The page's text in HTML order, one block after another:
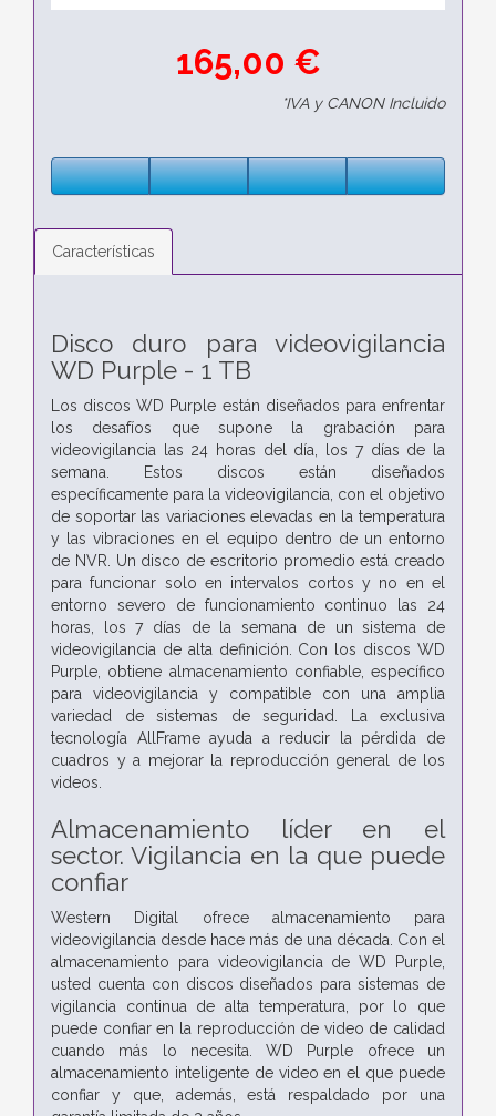
165,00 €
*IVA y CANON Incluido
Características
Disco duro para videovigilancia
WD Purple - 1 TB
Los discos WD Purple están diseñados para enfrentar
los desafíos que supone la grabación para
videovigilancia las 24 horas del día, los 7 días de la
semana. Estos discos están diseñados
específicamente para la videovigilancia, con el objetivo
de soportar las variaciones elevadas en la temperatura
y las vibraciones en el equipo dentro de un entorno
de NVR. Un disco de escritorio promedio está creado
para funcionar solo en intervalos cortos y no en el
entorno severo de funcionamiento continuo las 24
horas, los 7 días de la semana de un sistema de
videovigilancia de alta definición. Con los discos WD
Purple, obtiene almacenamiento confiable, específico
para videovigilancia y compatible con una amplia
variedad de sistemas de seguridad. La exclusiva
tecnología AllFrame ayuda a reducir la pérdida de
cuadros y a mejorar la reproducción general de los
videos.
Almacenamiento líder en el
sector. Vigilancia en la que puede
confiar
Western Digital ofrece almacenamiento para
videovigilancia desde hace más de una década. Con el
almacenamiento para videovigilancia de WD Purple,
usted cuenta con discos diseñados para sistemas de
vigilancia continua de alta temperatura, por lo que
puede confiar en la reproducción de video de calidad
cuando más lo necesita. WD Purple ofrece un
almacenamiento inteligente de video en el que puede
confiar y que, además, está respaldado por una